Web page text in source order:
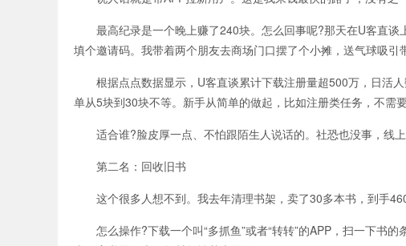
最高纪录是一个晚上赚了240块。怎么回事呢?那天在U客直谈
填个邀请码。我带着两个朋友去商场门口摆了个小摊，送气球吸引
根据点点数据显示，U客直谈累计下载注册量超500万，日活
单从5块到30块不等。新手从简单的做起，比如注册类任务，不需
适合谁?脸皮厚一点、不怕跟陌生人说话的。社恐也没事，线上
第二名：回收旧书
这个很多人想不到。我去年清理书架，卖了30多本书，到手460
怎么操作?下载一个叫“多抓鱼”或者“转转”的APP，扫一下书